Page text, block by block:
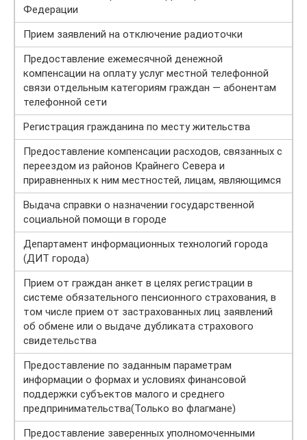
Федерации
Прием заявлений на отключение радиоточки
Предоставление ежемесячной денежной
компенсации на оплату услуг местной телефонной
связи отдельным категориям граждан — абонентам
телефонной сети
Регистрация гражданина по месту жительства
Предоставление компенсации расходов, связанных с
переездом из районов Крайнего Севера и
приравненных к ним местностей, лицам, являющимся
Выдача справки о назначении государственной
социальной помощи в городе
Департамент информационных технологий города
(ДИТ города)
Прием от граждан анкет в целях регистрации в
системе обязательного пенсионного страхования, в
том числе прием от застрахованных лиц заявлений
об обмене или о выдаче дубликата страхового
свидетельства
Предоставление по заданным параметрам
информации о формах и условиях финансовой
поддержки субъектов малого и среднего
предпринимательства(Только во флагмане)
Предоставление заверенных уполномоченными